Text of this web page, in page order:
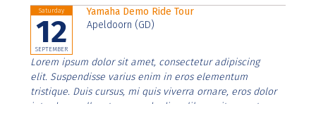
Saturday
12
SEPTEMBER
Yamaha Demo Ride Tour
Apeldoorn (GD)
Lorem ipsum dolor sit amet, consectetur adipiscing
elit. Suspendisse varius enim in eros elementum
tristique. Duis cursus, mi quis viverra ornare, eros dolor
interdum nulla, ut commodo diam libero vitae erat.